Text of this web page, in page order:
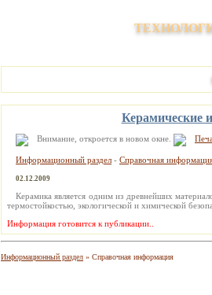
Керамические
Информационный раздел - Справочная
02.12.2009
Керамика является одним из древнейших
термостойкостью, экологической и химической
Информация готовится к публикации..
Информационный раздел » Справочная информация